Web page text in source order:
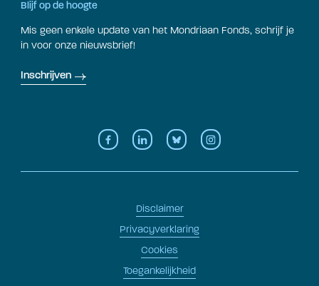
Blijf op de hoogte
Mis geen enkele update van het Mondriaan Fonds, schrijf je
in voor onze nieuwsbrief!
Inschrijven
Disclaimer
Privacyverklaring
Cookies
Toegankelijkheid